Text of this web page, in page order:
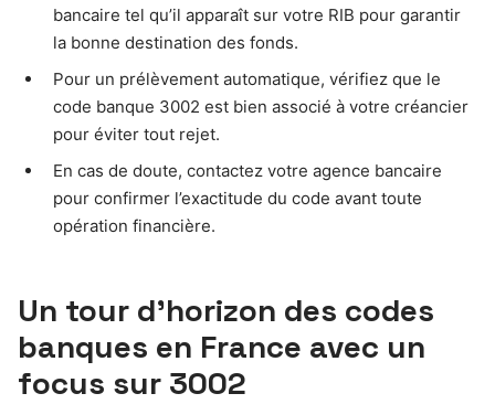
bancaire tel qu’il apparaît sur votre RIB pour garantir
la bonne destination des fonds.
Pour un prélèvement automatique, vérifiez que le
code banque 3002 est bien associé à votre créancier
pour éviter tout rejet.
En cas de doute, contactez votre agence bancaire
pour confirmer l’exactitude du code avant toute
opération financière.
Un tour d’horizon des codes
banques en France avec un
focus sur 3002